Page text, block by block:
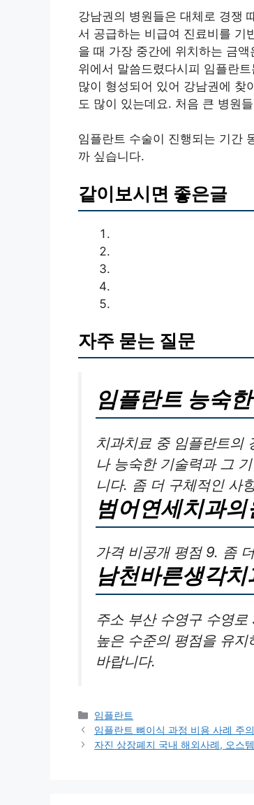
강남권의 병원들은 대체로 경쟁
서 공급하는 비급여 진료비를 기
을 때 가장 중간에 위치하는 금
위에서 말씀드렸다시피 임플란
많이 형성되어 있어 강남권에 찾
도 많이 있는데요. 처음 큰 병원
임플란트 수술이 진행되는 기간
까 싶습니다.
같이보시면 좋은글
자주 묻는 질문
임플란트 능숙
치과치료 중 임플란트의
나 능숙한 기술력과 그
니다. 좀 더 구체적인 사
범어연세치과의
가격 비공개 평점 9. 좀
남천바른생각
주소 부산 수영구 수영
높은 수준의 평점을 유
바랍니다.
카
테
고
임플란트
임플란트 뼈이식 과정 비용 사례 주
자진 상장폐지 국내 해외사례, 오스